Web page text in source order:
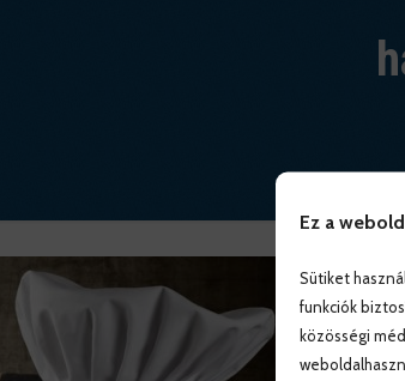
Ez a
Sütiket
funkciók
közösségi